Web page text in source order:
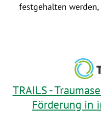
festgehalten
TRAILS -
Förderung in